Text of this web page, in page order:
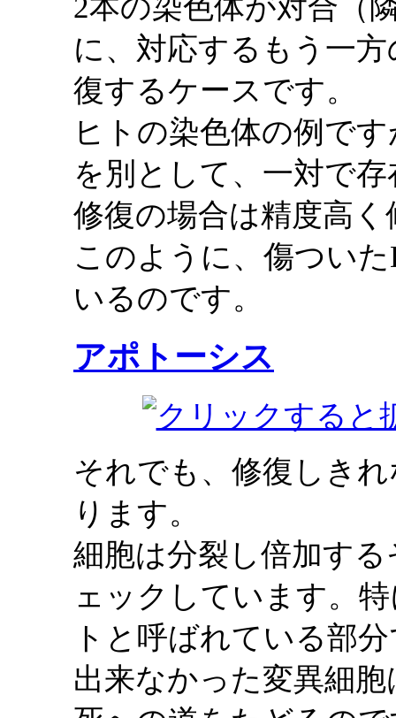
2本の染色体が対合（
に、対応するもう一
復するケースです。
ヒトの染色体の例で
を別として、一対で
修復の場合は精度高
このように、傷つい
いるのです。
アポトーシス
それでも、修復しき
ります。
細胞は分裂し倍加す
ェックしています。
トと呼ばれている部
出来なかった変異細